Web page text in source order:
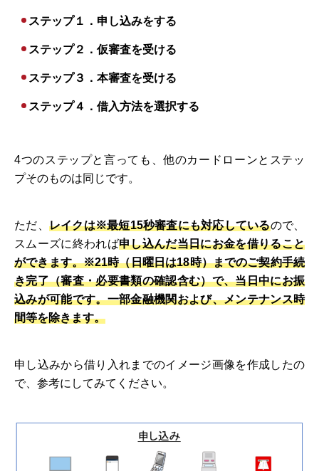
ステップ１．申し込みをする
ステップ２．仮審査を受ける
ステップ３．本審査を受ける
ステップ４．借入方法を選択する
4つのステップと言っても、他のカードローンとステッ
プそのものは同じです。
ただ、 レイクは※最短15秒審査にも対応しているので、
スムーズに終われば申し込んだ当日にお金を借りること
ができます。※21時（日曜日は18時）までのご契約手続
き完了（審査・必要書類の確認含む）で、当日中にお振
込みが可能です。一部金融機関および、メンテナンス時
間等を除きます。
申し込みから借り入れまでのイメージ画像を作成したの
で、参考にしてみてください。